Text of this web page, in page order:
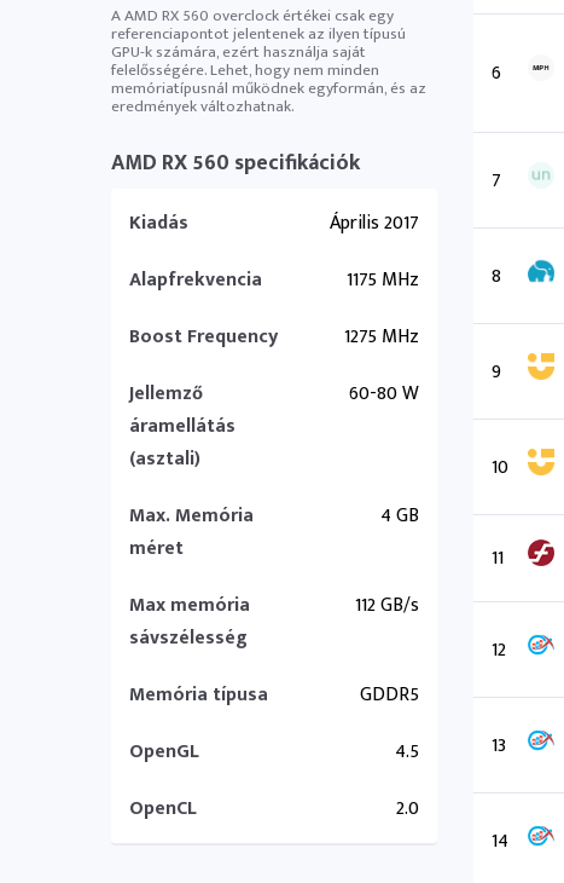
A AMD RX 560 overclock értékei csak egy
referenciapontot jelentenek az ilyen típusú
GPU-k számára, ezért használja saját
felelősségére. Lehet, hogy nem minden
memóriatípusnál működnek egyformán, és az
eredmények változhatnak.
AMD RX 560 specifikációk
Kiadás
Április 2017
Alapfrekvencia
1175 MHz
Boost Frequency
1275 MHz
Jellemző
áramellátás
(asztali)
60-80 W
Max. Memória
méret
4 GB
Max memória
sávszélesség
112 GB/s
Memória típusa
GDDR5
OpenGL
4.5
OpenCL
2.0
6
7
8
9
10
11
12
13
14